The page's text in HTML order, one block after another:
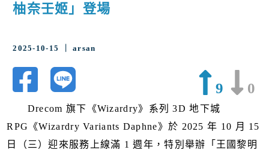
柚奈壬姬」登場
2025-10-15 ｜ arsan
9 0
Drecom 旗下《Wizardry》系列 3D 地下城
RPG《Wizardry Variants Daphne》於 2025 年 10 月 15
日（三）迎來服務上線滿 1 週年，特別舉辦「王國黎明